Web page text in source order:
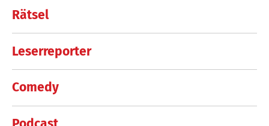
Rätsel
Leserreporter
Comedy